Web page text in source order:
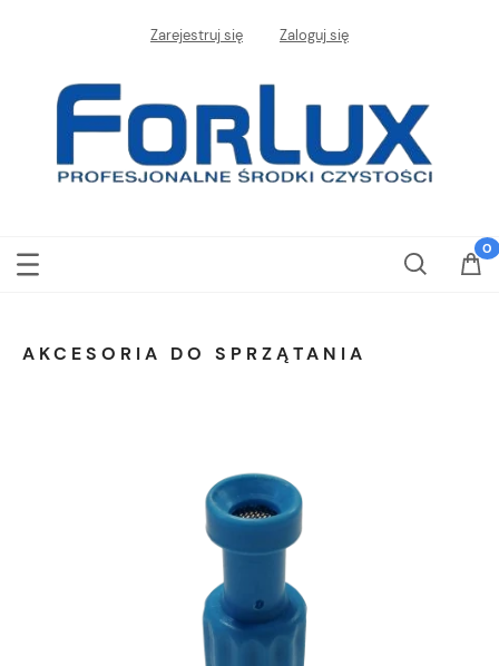
Zarejestruj się Zaloguj się
AKCESORIA DO SPRZĄTANIA